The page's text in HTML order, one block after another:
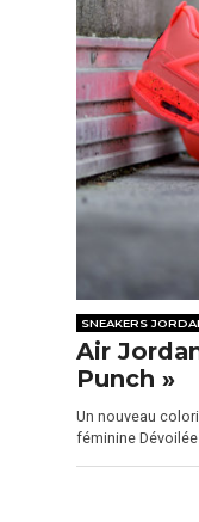
SNEAKERS
Air
Punch »
Un nouveau
féminine